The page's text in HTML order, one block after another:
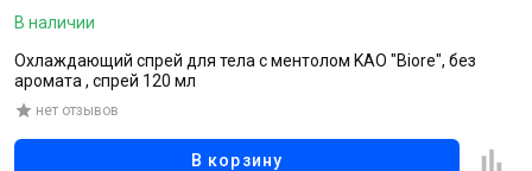
В наличии
Охлаждающий спрей для тела с ментолом KAO "Biore", без
аромата , спрей 120 мл
нет отзывов
В корзину